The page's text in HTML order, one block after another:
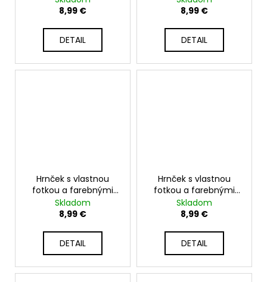
biely
8,99 €
DETAIL
8,99 €
DETAIL
Hrnček s vlastnou
fotkou a farebnými
pivonkami - 330ml
biely
Skladom
8,99 €
DETAIL
Hrnček s vlastnou
fotkou a farebnými
kvetmi - 330ml biely
Skladom
8,99 €
DETAIL